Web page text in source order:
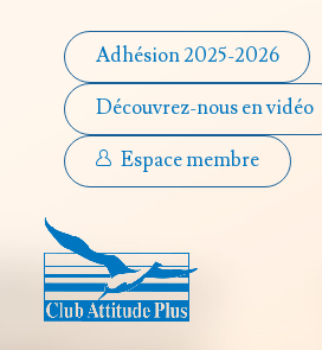
Adhésion 2025-2026
Découvrez-nous en vidéo
Espace membre